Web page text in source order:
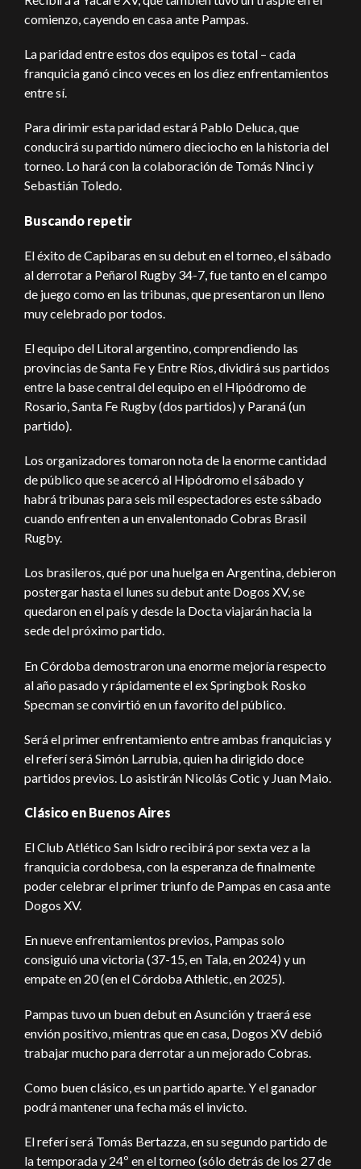
comienzo, cayendo en casa ante Pampas.
La paridad entre estos dos equipos es total – cada
franquicia ganó cinco veces en los diez enfrentamientos
entre sí.
Para dirimir esta paridad estará Pablo Deluca, que
conducirá su partido número dieciocho en la historia del
torneo. Lo hará con la colaboración de Tomás Ninci y
Sebastián Toledo.
Buscando repetir
El éxito de Capibaras en su debut en el torneo, el sábado
al derrotar a Peñarol Rugby 34-7, fue tanto en el campo
de juego como en las tribunas, que presentaron un lleno
muy celebrado por todos.
El equipo del Litoral argentino, comprendiendo las
provincias de Santa Fe y Entre Ríos, dividirá sus partidos
entre la base central del equipo en el Hipódromo de
Rosario, Santa Fe Rugby (dos partidos) y Paraná (un
partido).
Los organizadores tomaron nota de la enorme cantidad
de público que se acercó al Hipódromo el sábado y
habrá tribunas para seis mil espectadores este sábado
cuando enfrenten a un envalentonado Cobras Brasil
Rugby.
Los brasileros, qué por una huelga en Argentina, debieron
postergar hasta el lunes su debut ante Dogos XV, se
quedaron en el país y desde la Docta viajarán hacia la
sede del próximo partido.
En Córdoba demostraron una enorme mejoría respecto
al año pasado y rápidamente el ex Springbok Rosko
Specman se convirtió en un favorito del público.
Será el primer enfrentamiento entre ambas franquicias y
el referí será Simón Larrubia, quien ha dirigido doce
partidos previos. Lo asistirán Nicolás Cotic y Juan Maio.
Clásico en Buenos Aires
El Club Atlético San Isidro recibirá por sexta vez a la
franquicia cordobesa, con la esperanza de finalmente
poder celebrar el primer triunfo de Pampas en casa ante
Dogos XV.
En nueve enfrentamientos previos, Pampas solo
consiguió una victoria (37-15, en Tala, en 2024) y un
empate en 20 (en el Córdoba Athletic, en 2025).
Pampas tuvo un buen debut en Asunción y traerá ese
envión positivo, mientras que en casa, Dogos XV debió
trabajar mucho para derrotar a un mejorado Cobras.
Como buen clásico, es un partido aparte. Y el ganador
podrá mantener una fecha más el invicto.
El referí será Tomás Bertazza, en su segundo partido de
la temporada y 24º en el torneo (sólo detrás de los 27 de